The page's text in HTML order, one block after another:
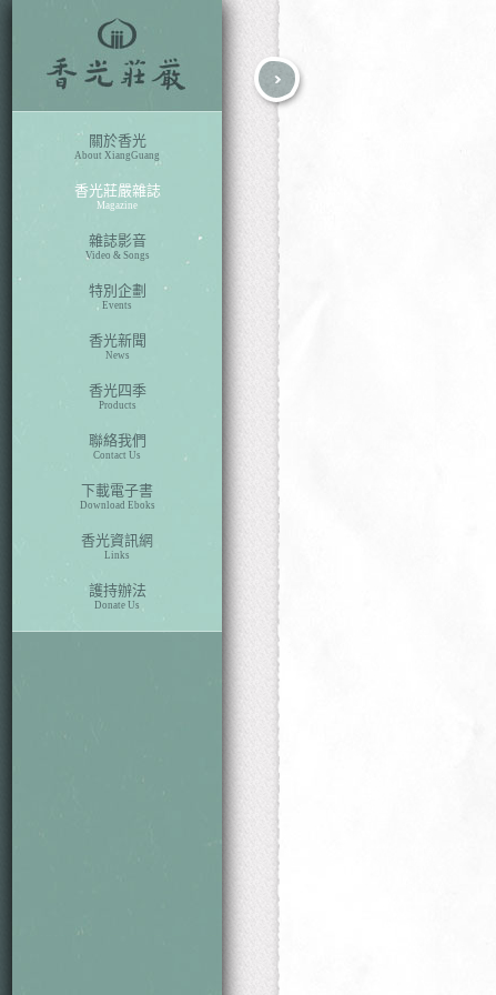
關於香光
About XiangGuang
香光莊嚴雜誌
Magazine
雜誌影音
Video & Songs
特別企劃
Events
香光新聞
News
香光四季
Products
聯絡我們
Contact Us
下載電子書
Download Eboks
香光資訊網
Links
護持辦法
Donate Us